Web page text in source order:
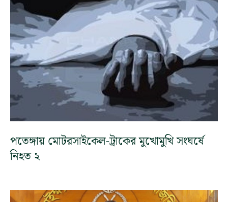
পতেঙ্গায় মোটরসাইকেল-ট্রাকের মুখোমুখি সংঘর্ষে
নিহত ২